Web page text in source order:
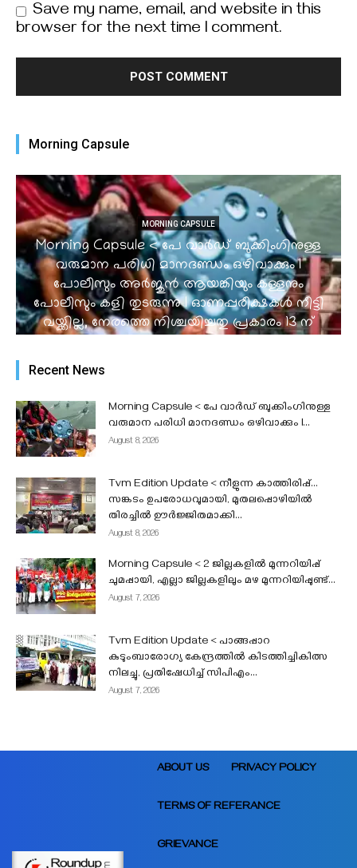
Save my name, email, and website in this
browser for the next time I comment.
Morning Capsule
MORNING CAPSULE
Morning Capsule < പേ വാർഡ് ബുക്കിംഗിനുള്ള
വരുമാന പരിധി മാനദണ്ഡം ഒഴിവാക്കും I
പോലീസും അർജുൻ ആയങ്കിയും കള്ളനും
പോലീസും കളി തുടരുന്നു I ഓണപ്പരീക്ഷകൾ നീട്ടി
വയ്ക്കില്ല, നേരത്തെ നിശ്ചയിച്ചതു പ്രകാരം 13 ന്
Recent News
Morning Capsule < പേ വാർഡ് ബുക്കിംഗിനുള്ള
വരുമാന പരിധി മാനദണ്ഡം ഒഴിവാക്കും I...
August 8, 2026
Tvm Edition Update < നീളുന്ന കാത്തിരിപ്പ്…
സങ്കടം ഉപരോധവുമായി, മുതലപ്പൊഴിയിൽ
തിരച്ചിൽ ഊർജ്ജിതമാക്കി...
August 8, 2026
Morning Capsule < 2 ജില്ലകളിൽ മുന്നറിയിപ്പ്
ചുമപ്പായി, എല്ലാ ജില്ലകളിലും മഴ മുന്നറിയിപ്പുണ്ട്...
August 7, 2026
Tvm Edition Update < പാങ്ങപ്പാറ
കുടുംബാരോഗ്യ കേന്ദ്രത്തിൽ കിടത്തിച്ചികിത്സ
നിലച്ചു, പ്രതിഷേധിച്ച് സിപിഎം...
August 7, 2026
ABOUT US PRIVACY POLICY
TERMS OF REFERANCE
GRIEVANCE